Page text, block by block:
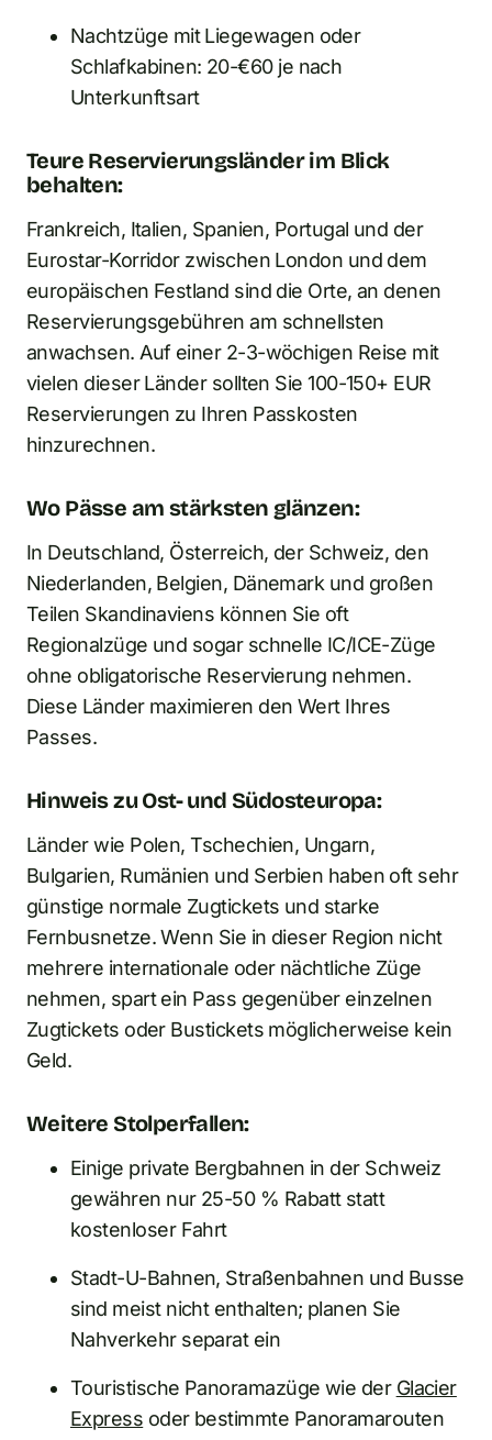
Nachtzüge mit Liegewagen oder
Schlafkabinen: 20-€60 je nach
Unterkunftsart
Teure Reservierungsländer im Blick
behalten:
Frankreich, Italien, Spanien, Portugal und der
Eurostar-Korridor zwischen London und dem
europäischen Festland sind die Orte, an denen
Reservierungsgebühren am schnellsten
anwachsen. Auf einer 2-3-wöchigen Reise mit
vielen dieser Länder sollten Sie 100-150+ EUR
Reservierungen zu Ihren Passkosten
hinzurechnen.
Wo Pässe am stärksten glänzen:
In Deutschland, Österreich, der Schweiz, den
Niederlanden, Belgien, Dänemark und großen
Teilen Skandinaviens können Sie oft
Regionalzüge und sogar schnelle IC/ICE-Züge
ohne obligatorische Reservierung nehmen.
Diese Länder maximieren den Wert Ihres
Passes.
Hinweis zu Ost- und Südosteuropa:
Länder wie Polen, Tschechien, Ungarn,
Bulgarien, Rumänien und Serbien haben oft sehr
günstige normale Zugtickets und starke
Fernbusnetze. Wenn Sie in dieser Region nicht
mehrere internationale oder nächtliche Züge
nehmen, spart ein Pass gegenüber einzelnen
Zugtickets oder Bustickets möglicherweise kein
Geld.
Weitere Stolperfallen:
Einige private Bergbahnen in der Schweiz
gewähren nur 25-50 % Rabatt statt
kostenloser Fahrt
Stadt-U-Bahnen, Straßenbahnen und Busse
sind meist nicht enthalten; planen Sie
Nahverkehr separat ein
Touristische Panoramazüge wie der Glacier
Express oder bestimmte Panoramarouten